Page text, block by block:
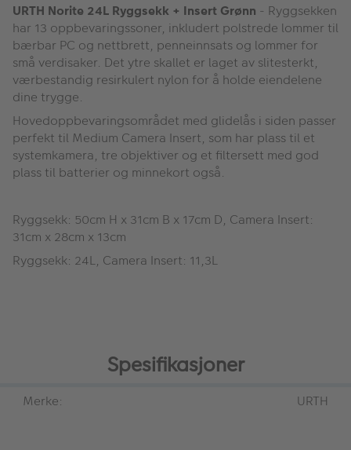
URTH Norite 24L Ryggsekk + Insert Grønn - Ryggsekken
har 13 oppbevaringssoner, inkludert polstrede lommer til
bærbar PC og nettbrett, penneinnsats og lommer for
små verdisaker. Det ytre skallet er laget av slitesterkt,
værbestandig resirkulert nylon for å holde eiendelene
dine trygge.
Hovedoppbevaringsområdet med glidelås i siden passer
perfekt til Medium Camera Insert, som har plass til et
systemkamera, tre objektiver og et filtersett med god
plass til batterier og minnekort også.
Ryggsekk: 50cm H x 31cm B x 17cm D, Camera Insert:
31cm x 28cm x 13cm
Ryggsekk: 24L, Camera Insert: 11,3L
Spesifikasjoner
Merke: URTH